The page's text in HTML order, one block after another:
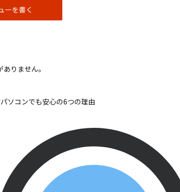
ーを書く
りません。
ソコンでも安心の6つの理由